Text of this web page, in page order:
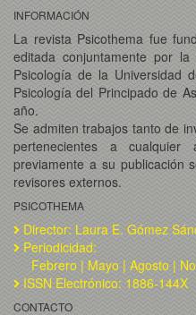
INFORMACIÓN
La revista Psicothema fue
editada conjuntamente por
Psicología de la Universidad
Psicología del Principado de
año.
Se admiten trabajos tanto de
pertenecientes a
previamente a su publicación
revisores externos.
PSICOTHEMA
Director: Laura E. Gómez
Periodicidad:
Febrero | Mayo | Agosto |
ISSN Electrónico: 1886-144X
CONTACTO